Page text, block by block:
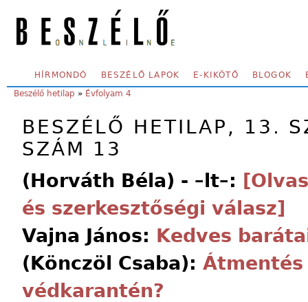
SECONDARY MENU
HÍRMONDÓ BESZÉLŐ LAPOK E-KIKÖTŐ BLOGOK
YOU ARE HERE:
Beszélő hetilap » Évfolyam 4
BESZÉLŐ HETILAP, 13.
SZÁM 13
(Horváth Béla) - –lt–:
és szerkesztőségi válasz]
Vajna János: Kedves
(Könczöl Csaba): Átmentés
védkarantén?